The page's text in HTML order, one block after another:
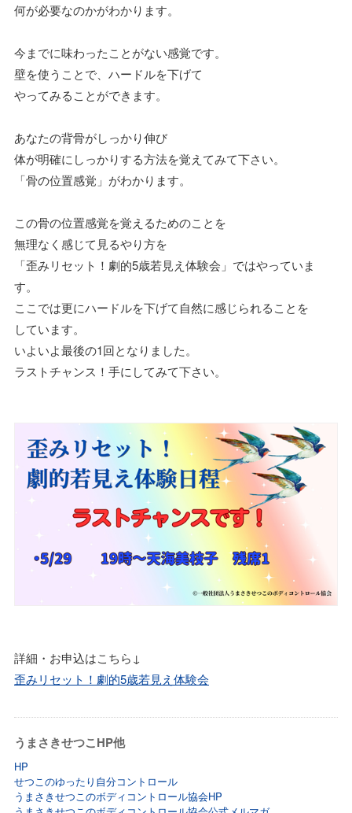
何が必要なのかがわかります。
今までに味わったことがない感覚です。
壁を使うことで、ハードルを下げて
やってみることができます。
あなたの背骨がしっかり伸び
体が明確にしっかりする方法を覚えてみて下さい。
「骨の位置感覚」がわかります。
この骨の位置感覚を覚えるためのことを
無理なく感じて見るやり方を
「歪みリセット！劇的5歳若見え体験会」ではやっていま
す。
ここでは更にハードルを下げて自然に感じられることを
しています。
いよいよ最後の1回となりました。
ラストチャンス！手にしてみて下さい。
詳細・お申込はこちら↓
歪みリセット！劇的5歳若見え体験会
うまさきせつこHP他
HP
せつこのゆったり自分コントロール
うまさきせつこのボディコントロール協会HP